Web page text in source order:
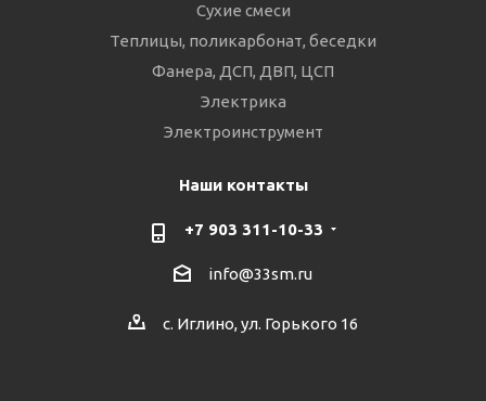
Сухие смеси
Теплицы, поликарбонат, беседки
Фанера, ДСП, ДВП, ЦСП
Электрика
Электроинструмент
Наши контакты
+7 903 311-10-33
info@33sm.ru
с. Иглино, ул. Горького 16